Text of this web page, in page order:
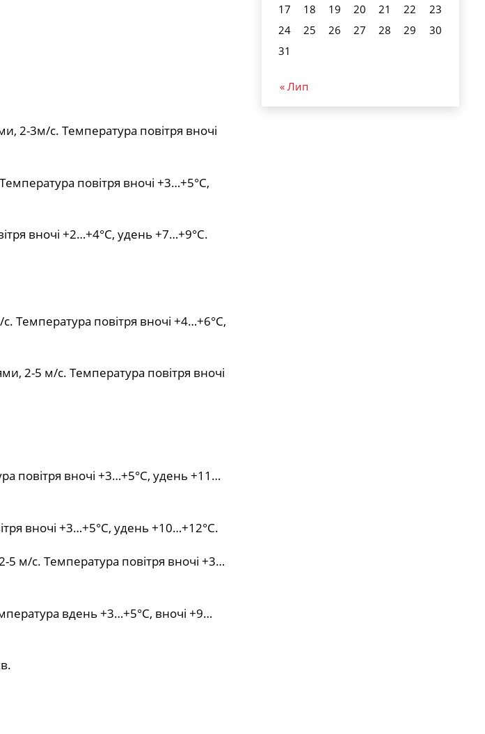
2-3м/с. Температура повітря вночі
повітря вночі +3…+5°С,
вночі +2…+4°С, удень +7…+9°С.
Температура повітря вночі +4…+6°С,
2-5 м/с. Температура повітря вночі
повітря вночі +3…+5°С, удень +11…
вночі +3…+5°С, удень +10…+12°С.
м/с. Температура повітря вночі +3…
вдень +3…+5°С, вночі +9…
17
18 19 20 21 22
23
24
25 26 27 28 29
30
31
« Лип